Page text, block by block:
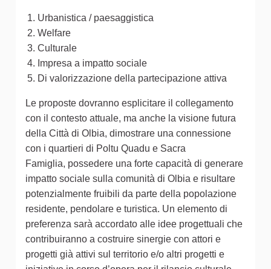
Urbanistica / paesaggistica
Welfare
Culturale
Impresa a impatto sociale
Di valorizzazione della partecipazione attiva
Le proposte dovranno esplicitare il collegamento
con il contesto attuale, ma anche la visione futura
della Città di Olbia, dimostrare una connessione
con i quartieri di Poltu Quadu e Sacra
Famiglia, possedere una forte capacità di generare
impatto sociale sulla comunità di Olbia e risultare
potenzialmente fruibili da parte della popolazione
residente, pendolare e turistica. Un elemento di
preferenza sarà accordato alle idee progettuali che
contribuiranno a costruire sinergie con attori e
progetti già attivi sul territorio e/o altri progetti e